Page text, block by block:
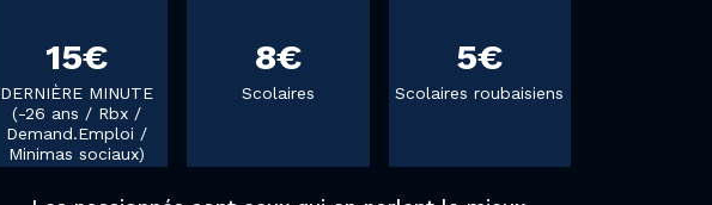
15€
DERNIÈRE MINUTE
(-26 ans / Rbx /
Demand.Emploi /
Minimas sociaux)
8€
Scolaires
5€
Scolaires roubaisiens